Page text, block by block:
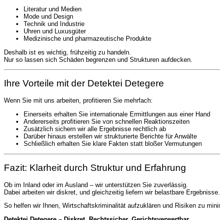
Literatur und Medien
Mode und Design
Technik und Industrie
Uhren und Luxusgüter
Medizinische und pharmazeutische Produkte
Deshalb ist es wichtig, frühzeitig zu handeln.
Nur so lassen sich Schäden begrenzen und Strukturen aufdecken.
Ihre Vorteile mit der Detektei Detegere
Wenn Sie mit uns arbeiten, profitieren Sie mehrfach:
Einerseits erhalten Sie internationale Ermittlungen aus einer Hand
Andererseits profitieren Sie von schnellen Reaktionszeiten
Zusätzlich sichern wir alle Ergebnisse rechtlich ab
Darüber hinaus erstellen wir strukturierte Berichte für Anwälte
Schließlich erhalten Sie klare Fakten statt bloßer Vermutungen
Fazit: Klarheit durch Struktur und Erfahrung
Ob im Inland oder im Ausland – wir unterstützen Sie zuverlässig.
Dabei arbeiten wir diskret, und gleichzeitig liefern wir belastbare Ergebnisse.
So helfen wir Ihnen, Wirtschaftskriminalität aufzuklären und Risiken zu